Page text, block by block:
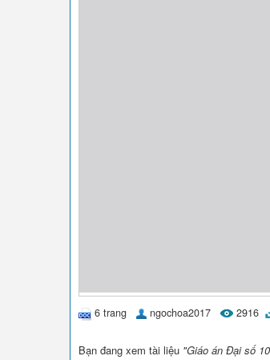
6 trang ngochoa2017 2916
Bạn đang xem tài liệu "Giáo án Đại số